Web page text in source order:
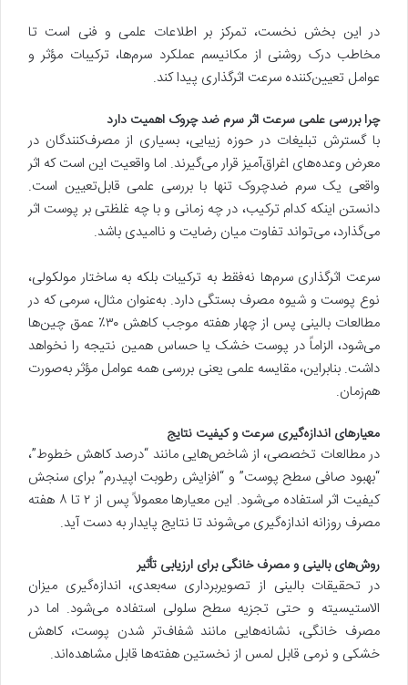
در این بخش نخست، تمرکز بر اطلاعات علمی و فنی است تا
مخاطب درک روشنی از مکانیسم عملکرد سرم‌ها، ترکیبات مؤثر و
عوامل تعیین‌کننده سرعت اثرگذاری پیدا کند.
چرا بررسی علمی سرعت اثر سرم ضد چروک اهمیت دارد
با گسترش تبلیغات در حوزه زیبایی، بسیاری از مصرف‌کنندگان در
معرض وعده‌های اغراق‌آمیز قرار می‌گیرند. اما واقعیت این است که اثر
واقعی یک سرم ضدچروک تنها با بررسی علمی قابل‌تعیین است.
دانستن اینکه کدام ترکیب، در چه زمانی و با چه غلظتی بر پوست اثر
می‌گذارد، می‌تواند تفاوت میان رضایت و ناامیدی باشد.
سرعت اثرگذاری سرم‌ها نه‌فقط به ترکیبات بلکه به ساختار مولکولی،
نوع پوست و شیوه مصرف بستگی دارد. به‌عنوان مثال، سرمی که در
مطالعات بالینی پس از چهار هفته موجب کاهش ۳۰٪ عمق چین‌ها
می‌شود، الزاماً در پوست خشک یا حساس همین نتیجه را نخواهد
داشت. بنابراین، مقایسه علمی یعنی بررسی همه عوامل مؤثر به‌صورت
هم‌زمان.
معیارهای اندازه‌گیری سرعت و کیفیت نتایج
در مطالعات تخصصی، از شاخص‌هایی مانند “درصد کاهش خطوط”،
“بهبود صافی سطح پوست” و “افزایش رطوبت اپیدرم” برای سنجش
کیفیت اثر استفاده می‌شود. این معیارها معمولاً پس از ۲ تا ۸ هفته
مصرف روزانه اندازه‌گیری می‌شوند تا نتایج پایدار به دست آید.
روش‌های بالینی و مصرف خانگی برای ارزیابی تأثیر
در تحقیقات بالینی از تصویربرداری سه‌بعدی، اندازه‌گیری میزان
الاستیسیته و حتی تجزیه سطح سلولی استفاده می‌شود. اما در
مصرف خانگی، نشانه‌هایی مانند شفاف‌تر شدن پوست، کاهش
خشکی و نرمی قابل لمس از نخستین هفته‌ها قابل مشاهده‌اند.